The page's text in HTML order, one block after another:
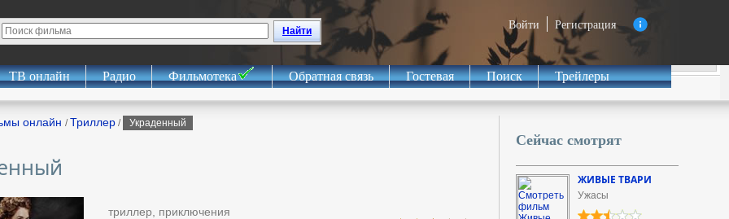
Войти Регистрация
Найти
ТВ онлайн Радио Фильмотека Обратная связь Гостевая Поиск Трейлеры
онлайн /Триллер / Украденный
триллер, приключения
Сейчас смотрят
ЖИВЫЕ ТВАРИ
Ужасы